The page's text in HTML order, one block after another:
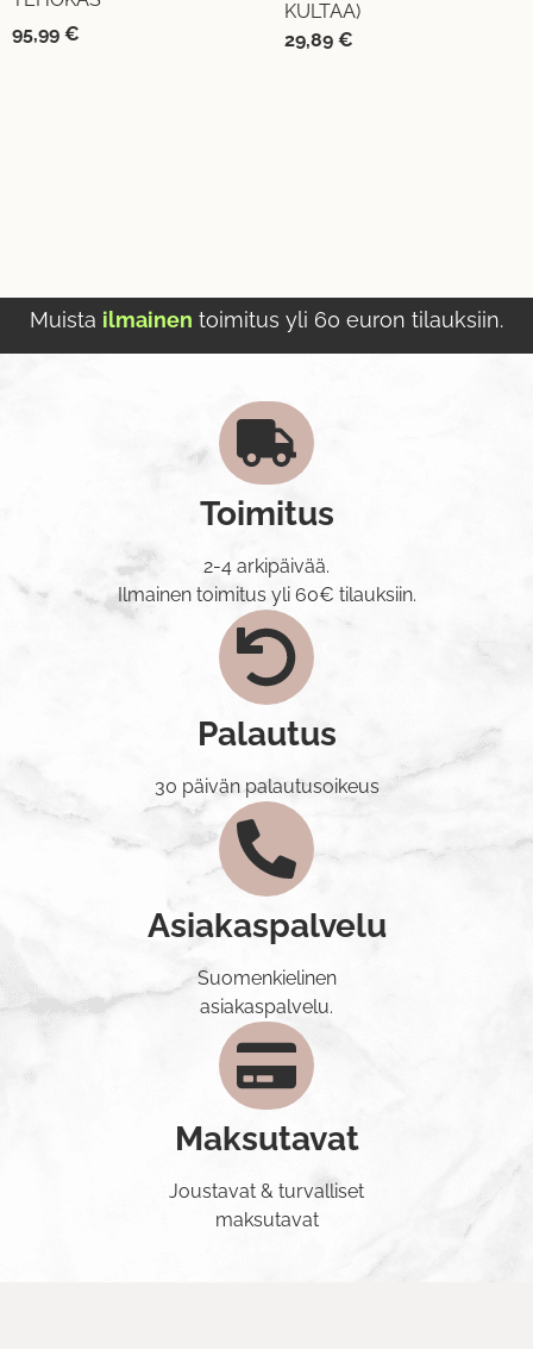
95,99 €
KULTAA)
29,89 €
Muista ilmainen toimitus yli 60 euron tilauksiin.
Toimitus
2-4 arkipäivää.
Ilmainen toimitus yli 60€ tilauksiin.
Palautus
30 päivän palautusoikeus
Asiakaspalvelu
Suomenkielinen
asiakaspalvelu.
Maksutavat
Joustavat & turvalliset
maksutavat